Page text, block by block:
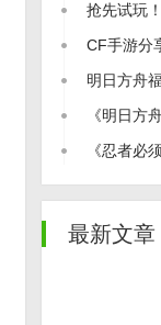
式
抢先试玩
申请方法
CF手游分
级再开启
明日方舟
《明日方
《忍者必
告
最新文章